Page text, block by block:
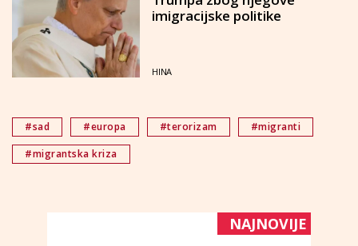
imigracijske politike
HINA
#sad #europa #terorizam
#migranti
#migrantska kriza
NAJNOVIJE